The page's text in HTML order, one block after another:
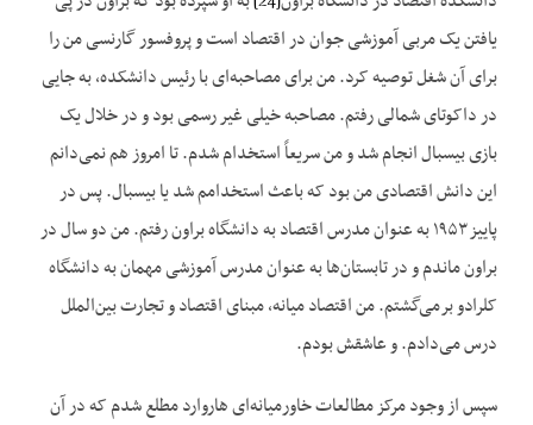
یافتن یک مربی آموزشی جوان در اقتصاد است و پروفسور گارنسی من را
برای آن شغل توصیه کرد. من برای مصاحبه‌ای با رئیس دانشکده، به جایی
در داکوتای شمالی رفتم. مصاحبه خیلی غیر رسمی بود و در خلال یک
بازی بیسبال انجام شد و من سریعاً استخدام شدم. تا امروز هم نمی‌دانم
این دانش اقتصادی من بود که باعث استخدامم شد یا بیسبال. پس در
پاییز ۱۹۵۳ به عنوان مدرس اقتصاد به دانشگاه براون رفتم. من دو سال در
براون ماندم و در تابستان‌ها به عنوان مدرس آموزشی مهمان به دانشگاه
کلرادو برمی‌گشتم. من اقتصاد میانه، مبنای اقتصاد و تجارت بین‌الملل
درس می‌دادم. و عاشقش بودم.
سپس از وجود مرکز مطالعات خاورمیانه‌ای هاروارد مطلع شدم که در آن